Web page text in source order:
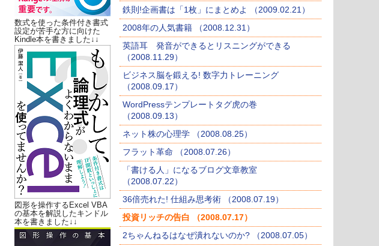
数式を使った条件付き書式
設定が苦手な方に向けた
Kindle本を書きました↓↓
図形を操作するExcel VBA
の基本を解説したキンドル
本を書きました↓↓
鉄則!企画書は「1枚」にまとめよ （2009.02.21）
2008年の人気書籍 （2008.12.31）
英語耳 発音ができるとリスニングができる
（2008.11.29）
ビジネス脳を鍛える! 数字力トレーニング
（2008.09.17）
WordPressテンプレートタグ虎の巻
（2008.09.13）
ネット株の心理学 （2008.08.25）
フラット革命 （2008.07.26）
「書ける人」になるブログ文章教室
（2008.07.22）
36倍売れた! 仕組み思考術 （2008.07.19）
投資リッチの告白 （2008.07.17）
2ちゃんねるはなぜ潰れないのか? （2008.07.05）